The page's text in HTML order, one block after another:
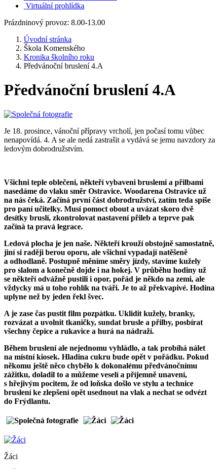
Virtuální prohlídka
Prázdninový provoz: 8.00-13.00
Úvodní stránka
Škola Komenského
Kronika školního roku
Předvánoční bruslení 4.A
Předvánoční bruslení 4.A
Je 18. prosince, vánoční přípravy vrcholí, jen počasí tomu vůbec
nenapovídá. 4. A se ale nedá zastrašit a vydává se jemu navzdory za
ledovým dobrodružstvím.
Všichni teple oblečeni, někteří vybaveni bruslemi a přilbami
nasedáme do vlaku směr Ostravice. Woodarena Ostravice už
na nás čeká. Začíná první část dobrodružství, zatím teda spíše
pro paní učitelky. Musí pomoct obout a uvázat skoro dvě
desítky bruslí, zkontrolovat nastavení přileb a teprve pak
začíná ta pravá legrace.
Ledová plocha je jen naše. Někteří krouží obstojně samostatně,
jiní si raději berou oporu, ale všichni vypadají natěšeně
a odhodlaně. Postupně měníme směry jízdy, stavíme kužely
pro slalom a konečně dojde i na hokej. V průběhu hodiny už
se někteří odvážně pustili i opor, pořád je někdo na zemi, ale
vždycky má u toho rohlík na tváři. Je to až překvapivé. Hodina
uplyne než by jeden řekl švec.
A je zase čas pustit film pozpátku. Uklidit kužely, branky,
rozvázat a uvolnit tkaničky, sundat brusle a přilby, posbírat
všechny čepice a rukavice a hurá na nádraží.
Během bruslení ale nejednomu vyhládlo, a tak probíhá nálet
na místní kiosek. Hladina cukru bude opět v pořádku. Pokud
někomu ještě něco chybělo k dokonalému předvánočnímu
zážitku, doladil to a můžeme veselí a příjemně unavení,
s hřejivým pocitem, že od loňska došlo ve stylu a technice
bruslení ke zlepšení opět usednout na vlak a nechat se odvézt
do Frýdlantu.
Žáci